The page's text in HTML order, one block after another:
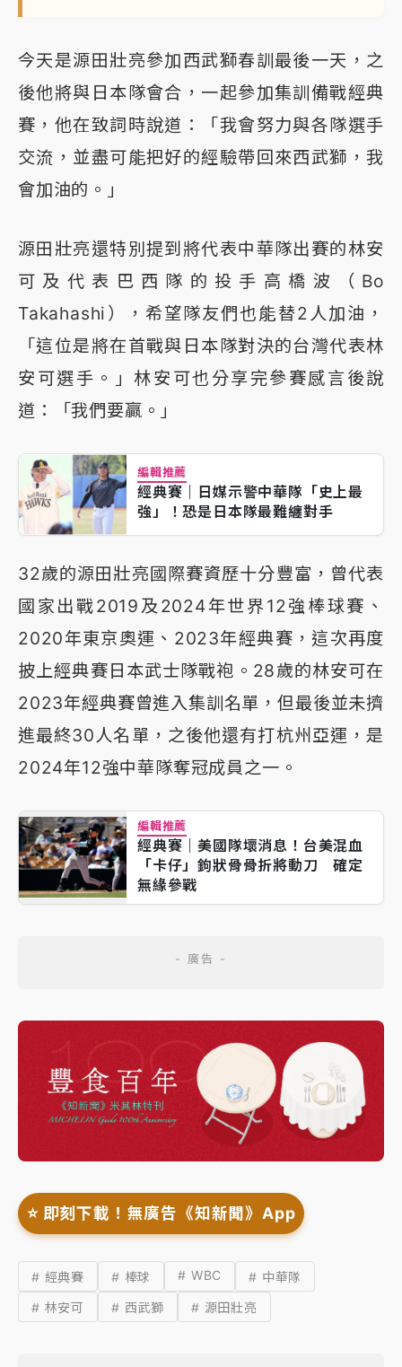
今天是源田壯亮參加西武獅春訓最後一天，之
後他將與日本隊會合，一起參加集訓備戰經典
賽，他在致詞時說道：「我會努力與各隊選手
交流，並盡可能把好的經驗帶回來西武獅，我
會加油的。」
源田壯亮還特別提到將代表中華隊出賽的林安
可及代表巴西隊的投手高橋波（Bo
Takahashi），希望隊友們也能替2人加油，
「這位是將在首戰與日本隊對決的台灣代表林
安可選手。」林安可也分享完參賽感言後說
道：「我們要贏。」
編輯推薦
經典賽｜日媒示警中華隊「史上最
強」！恐是日本隊最難纏對手
32歲的源田壯亮國際賽資歷十分豐富，曾代表
國家出戰2019及2024年世界12強棒球賽、
2020年東京奧運、2023年經典賽，這次再度
披上經典賽日本武士隊戰袍。28歲的林安可在
2023年經典賽曾進入集訓名單，但最後並未擠
進最終30人名單，之後他還有打杭州亞運，是
2024年12強中華隊奪冠成員之一。
編輯推薦
經典賽｜美國隊壞消息！台美混血
「卡仔」鉤狀骨骨折將動刀 確定
無緣參戰
⭐️ 即刻下載！無廣告《知新聞》App
# 經典賽 # 棒球 # WBC
# 中華隊
# 林安可
# 西武獅 # 源田壯亮